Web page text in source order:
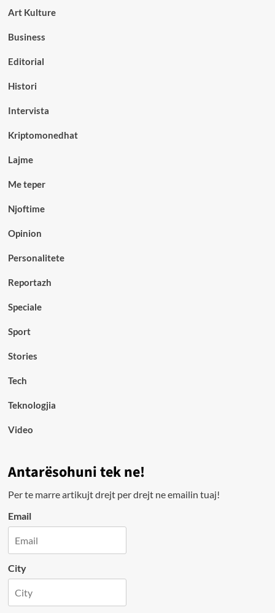
Art Kulture
Business
Editorial
Histori
Intervista
Kriptomonedhat
Lajme
Me teper
Njoftime
Opinion
Personalitete
Reportazh
Speciale
Sport
Stories
Tech
Teknologjia
Video
Antarësohuni tek ne!
Per te marre artikujt drejt per drejt ne emailin tuaj!
Email
City